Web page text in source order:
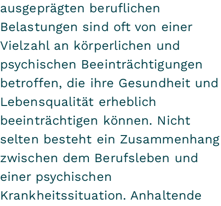
ausgeprägten beruflichen
Belastungen sind oft von einer
Vielzahl an körperlichen und
psychischen Beeinträchtigungen
betroffen, die ihre Gesundheit und
Lebensqualität erheblich
beeinträchtigen können. Nicht
selten besteht ein Zusammenhang
zwischen dem Berufsleben und
einer psychischen
Krankheitssituation. Anhaltende